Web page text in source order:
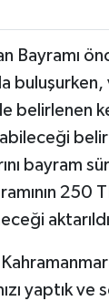
Bayramı
belirlenen
bayram
250
yaptık